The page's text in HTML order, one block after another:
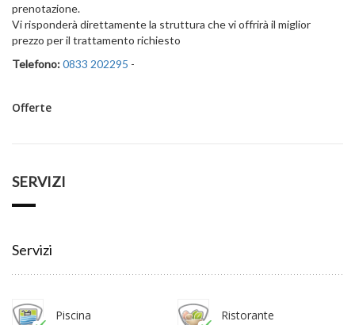
prenotazione.
Vi risponderà direttamente la struttura che vi offrirà il miglior
prezzo per il trattamento richiesto
Telefono:0833 202295 -
Offerte
SERVIZI
Servizi
Piscina Ristorante